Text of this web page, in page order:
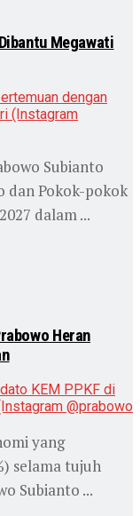
Megawati
Subianto
dan Pokok-pokok
dalam ...
Heran
yang
selama tujuh
Subianto ...